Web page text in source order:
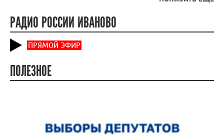
РАДИО РОССИИ ИВАНОВО
ПРЯМОЙ ЭФИР
ПОЛЕЗНОЕ